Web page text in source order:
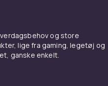
og store
lige fra gaming, legetøj og
ganske enkelt.